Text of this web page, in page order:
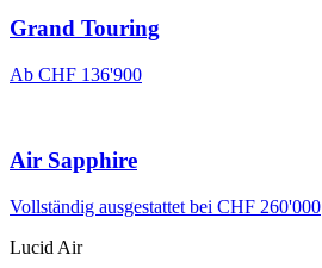
Grand Touring
Ab CHF 136'900
Air Sapphire
Vollständig ausgestattet bei CHF 260'000
Lucid Air